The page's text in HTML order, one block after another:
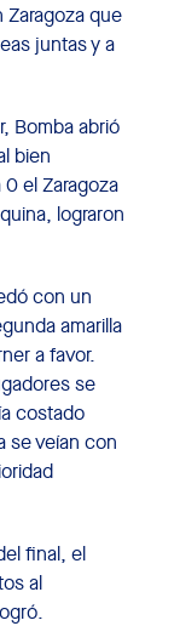
Zaragoza que
juntas y a
Bomba abrió
bien
el Zaragoza
lograron
con un
amarilla
a favor.
se
costado
se veían con
final, el
al